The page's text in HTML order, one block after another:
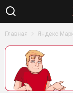
Главная Яндекс